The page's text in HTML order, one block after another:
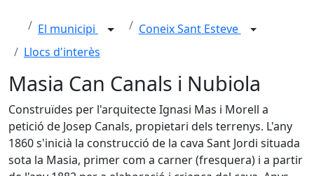
El municipi
Coneix Sant Esteve
Llocs d'interès
Masia Can Canals i Nubiola
Construïdes per l'arquitecte Ignasi Mas i Morell a
petició de Josep Canals, propietari dels terrenys. L'any
1860 s'inicià la construcció de la cava Sant Jordi situada
sota la Masia, primer com a carner (fresquera) i a partir